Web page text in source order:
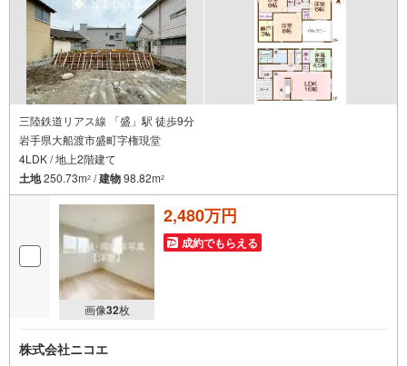
三陸鉄道リアス線 「盛」駅 徒歩9分
岩手県大船渡市盛町字権現堂
4LDK / 地上2階建て
土地250.73m2 /建物98.82m2
画像32枚
2,480万円
成約でもらえる
株式会社ニコエ